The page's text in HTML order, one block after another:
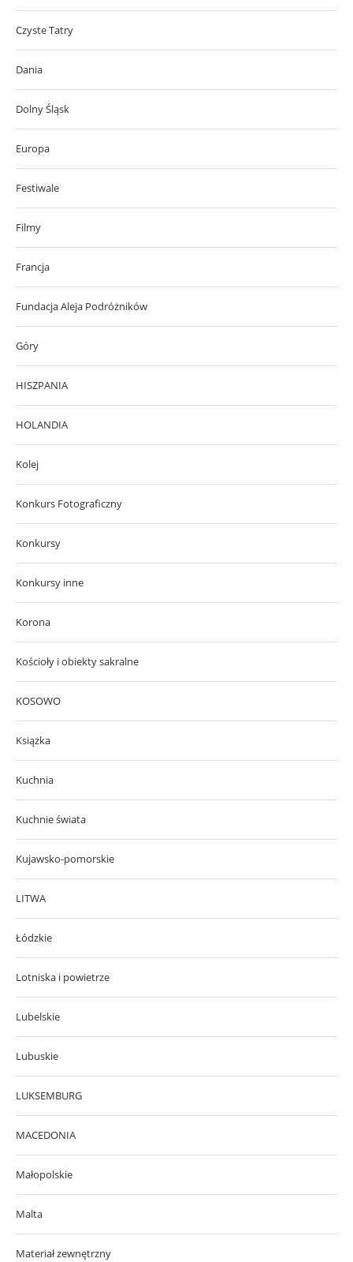
Czyste Tatry
Dania
Dolny Śląsk
Europa
Festiwale
Filmy
Francja
Fundacja Aleja Podróżników
Góry
HISZPANIA
HOLANDIA
Kolej
Konkurs Fotograficzny
Konkursy
Konkursy inne
Korona
Kościoły i obiekty sakralne
KOSOWO
Książka
Kuchnia
Kuchnie świata
Kujawsko-pomorskie
LITWA
Łódzkie
Lotniska i powietrze
Lubelskie
Lubuskie
LUKSEMBURG
MACEDONIA
Małopolskie
Malta
Materiał zewnętrzny